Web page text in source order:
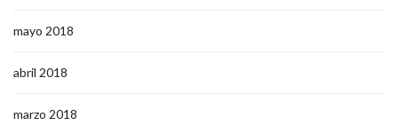
mayo 2018
abril 2018
marzo 2018